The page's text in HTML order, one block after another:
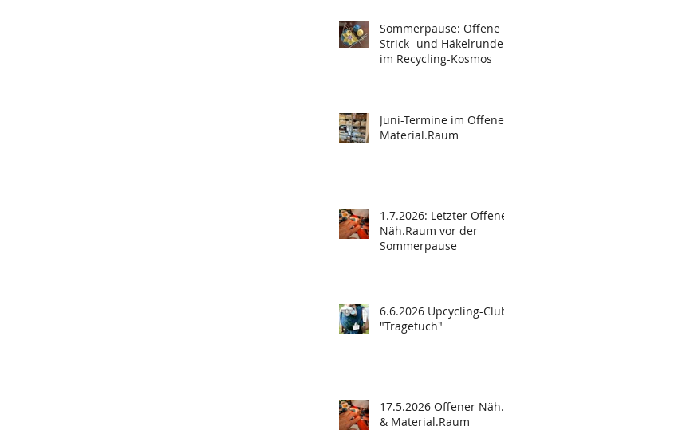
Sommerpause: Offene
Strick- und Häkelrunde
im Recycling-Kosmos
Juni-Termine im Offenen
Material.Raum
1.7.2026: Letzter Offener
Näh.Raum vor der
Sommerpause
6.6.2026 Upcycling-Club
"Tragetuch"
17.5.2026 Offener Näh.
& Material.Raum